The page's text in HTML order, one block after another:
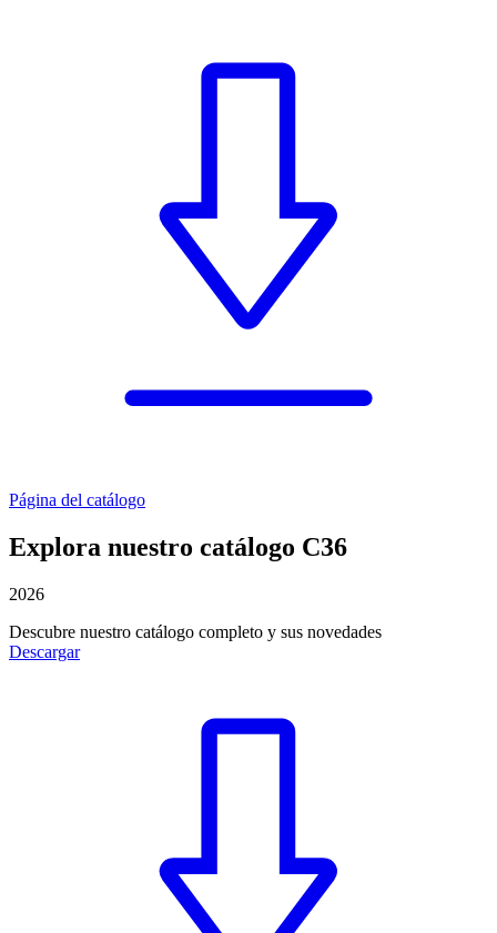
Página del catálogo
Explora nuestro catálogo C36
2026
Descubre nuestro catálogo completo y sus novedades
Descargar